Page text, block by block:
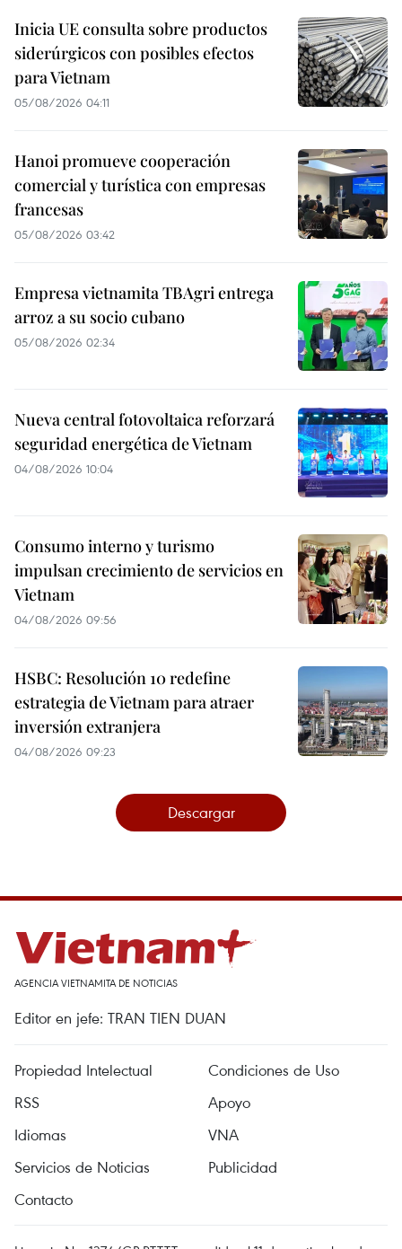
Inicia UE consulta sobre productos
siderúrgicos con posibles efectos
para Vietnam
05/08/2026 04:11
Hanoi promueve cooperación
comercial y turística con empresas
francesas
05/08/2026 03:42
Empresa vietnamita TBAgri entrega
arroz a su socio cubano
05/08/2026 02:34
Nueva central fotovoltaica reforzará
seguridad energética de Vietnam
04/08/2026 10:04
Consumo interno y turismo
impulsan crecimiento de servicios en
Vietnam
04/08/2026 09:56
HSBC: Resolución 10 redefine
estrategia de Vietnam para atraer
inversión extranjera
04/08/2026 09:23
Descargar
AGENCIA VIETNAMITA DE NOTICIAS
Editor en jefe: TRAN TIEN DUAN
Propiedad Intelectual
Condiciones de Uso
RSS
Apoyo
Idiomas
VNA
Servicios de Noticias
Publicidad
Contacto